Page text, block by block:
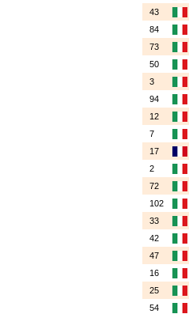
43
84
73
50
3
94
12
7
17
2
72
102
33
42
47
16
25
54